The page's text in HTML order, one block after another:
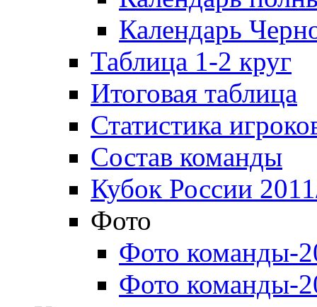
Календарь
Таблица 1-2 круг
Итоговая таблица
Статистика
Состав команды
Кубок России
Фото
Фото команды-
Фото команды-